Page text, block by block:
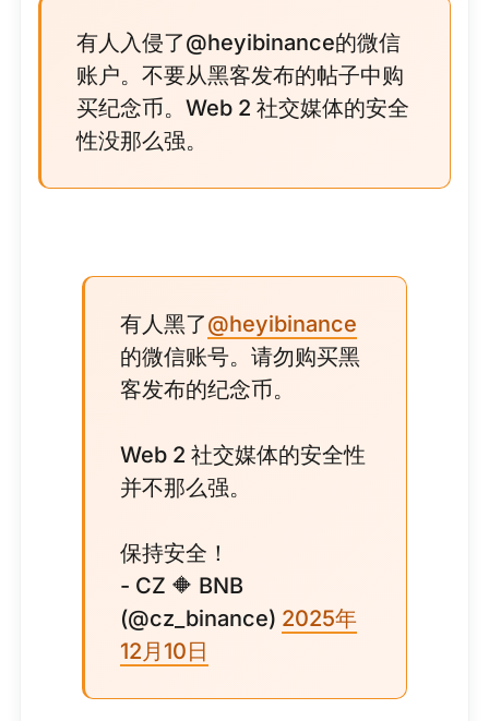
有人入侵了@heyibinance的微信
账户。不要从黑客发布的帖子中购
买纪念币。Web 2 社交媒体的安全
性没那么强。
有人黑了@heyibinance
的微信账号。请勿购买黑
客发布的纪念币。
Web 2 社交媒体的安全性
并不那么强。
保持安全！
- CZ 🔶 BNB
(@cz_binance) 2025年
12月10日